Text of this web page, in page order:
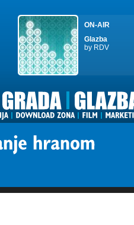
ON-AIR
Glazba
by RDV